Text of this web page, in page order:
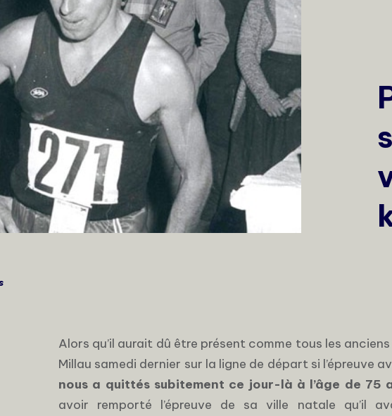
Alors qu’il aurait dû être présent comme tous les
Millau samedi dernier sur la ligne de départ si l’épreuve
nous a quittés subitement ce jour-là à l’âge de 75
avoir remporté l’épreuve de sa ville natale qu’il